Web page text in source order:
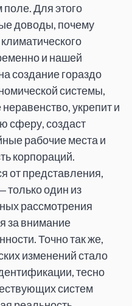
Для этого
доводы, почему
и нашей
создание гораздо
системы,
укрепит и
сферу, создаст
рабочие места и
корпораций.
от представления,
только один из
рассмотрения
за внимание
Точно так же,
изменений стало
тесно
систем